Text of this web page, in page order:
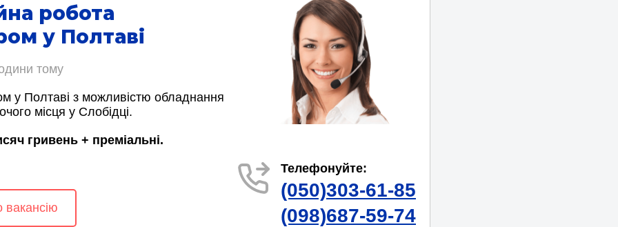
робота
у Полтаві
тому
у Полтаві з можливістю обладнання
місця у Слобідці.
гривень + преміальні.
вакансію
Телефонуйте:
(050)303-61-85
(098)687-59-74